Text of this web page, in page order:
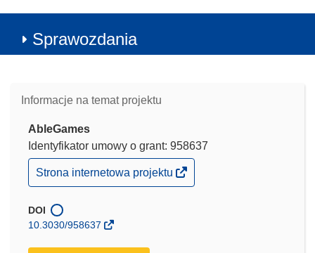
Sprawozdania
Informacje na temat projektu
AbleGames
Identyfikator umowy o grant: 958637
(odnośnik
otworzy
w
nowym
Strona internetowa projektu
DOI
10.3030/958637